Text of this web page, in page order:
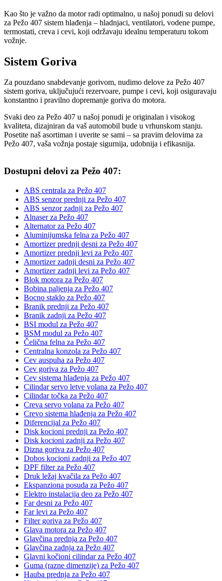
Kao što je važno da motor radi optimalno, u našoj ponudi su delovi
za Pežo 407 sistem hlađenja – hladnjaci, ventilatori, vodene pumpe,
termostati, creva i cevi, koji održavaju idealnu temperaturu tokom
vožnje.
Sistem Goriva
Za pouzdano snabdevanje gorivom, nudimo delove za Pežo 407
sistem goriva, uključujući rezervoare, pumpe i cevi, koji osiguravaju
konstantno i pravilno dopremanje goriva do motora.
Svaki deo za Pežo 407 u našoj ponudi je originalan i visokog
kvaliteta, dizajniran da vaš automobil bude u vrhunskom stanju.
Posetite naš asortiman i uverite se sami – sa pravim delovima za
Pežo 407, vaša vožnja postaje sigurnija, udobnija i efikasnija.
Dostupni delovi za Pežo 407:
ABS centrala za Pežo 407
ABS senzor prednji za Pežo 407
ABS senzor zadnji za Pežo 407
Alnaser za Pežo 407
Alternator za Pežo 407
Aluminijumska felna za Pežo 407
Amortizer prednji desni za Pežo 407
Amortizer prednji levi za Pežo 407
Amortizer zadnji desni za Pežo 407
Amortizer zadnji levi za Pežo 407
Blok motora za Pežo 407
Bobina paljenja za Pežo 407
Bocno staklo za Pežo 407
Branik prednji za Pežo 407
Branik zadnji za Pežo 407
BSI modul za Pežo 407
BSM modul za Pežo 407
Čelična felna za Pežo 407
Centralna konzola za Pežo 407
Cev auspuha za Pežo 407
Cev goriva za Pežo 407
Cev sistema hlađenja za Pežo 407
Cilindar servo letve volana za Pežo 407
Cilindar točka za Pežo 407
Creva servo volana za Pežo 407
Crevo sistema hlađenja za Pežo 407
Diferencijal za Pežo 407
Disk kocioni prednji za Pežo 407
Disk kocioni zadnji za Pežo 407
Dizna goriva za Pežo 407
Dobos kocioni zadnji za Pežo 407
DPF filter za Pežo 407
Druk ležaj kvačila za Pežo 407
Ekspanziona posuda za Pežo 407
Elektro instalacija deo za Pežo 407
Far desni za Pežo 407
Far levi za Pežo 407
Filter goriva za Pežo 407
Glava motora za Pežo 407
Glavčina prednja za Pežo 407
Glavčina zadnja za Pežo 407
Glavni kočioni cilindar za Pežo 407
Guma (razne dimenzije) za Pežo 407
Hauba prednja za Pežo 407